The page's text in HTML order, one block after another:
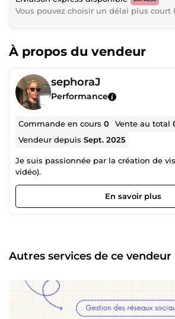
Vous pouvez choisir un délai plus
À propos du vendeur
sephoraJ
Performance
Commande en cours0 Vente au total
Vendeur depuisSept. 2025
Je suis passionnée par la création de
vidéo).
En savoir plus
Autres services de ce vendeur